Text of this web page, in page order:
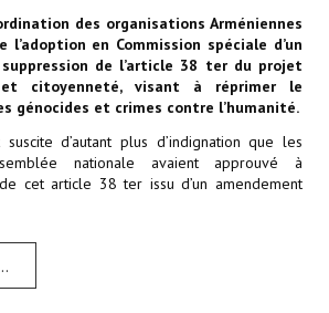
des organisations Arméniennes
l’adoption en Commission spéciale d’un
de l’article 38 ter du projet
citoyenneté, visant à réprimer le
génocides et crimes contre l’humanité.
d’autant plus d’indignation que les
nationale avaient approuvé à
de cet article 38 ter issu d’un amendement